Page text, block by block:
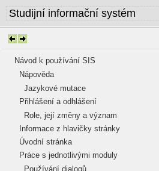
Návod k používání SIS
Nápověda
Jazykové mutace
Přihlášení a odhlášení
Role, její změny a význam
Informace z hlavičky stránky
Úvodní stránka
Práce s jednotlivými moduly
Používání dialogů